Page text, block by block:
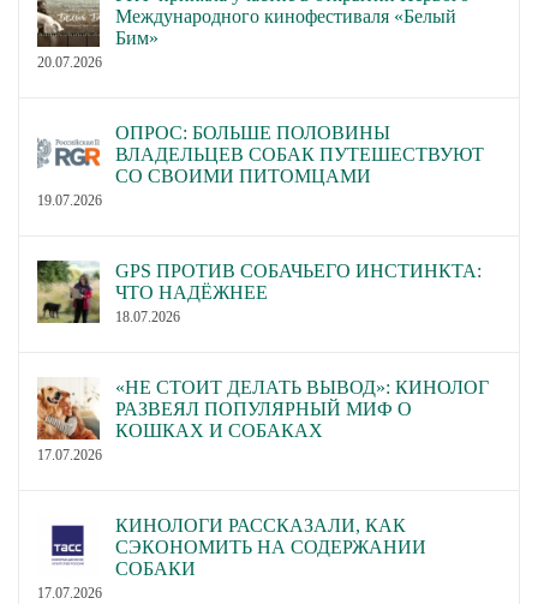
Международного кинофестиваля «Белый
Бим»
20.07.2026
ОПРОС: БОЛЬШЕ ПОЛОВИНЫ
ВЛАДЕЛЬЦЕВ СОБАК ПУТЕШЕСТВУЮТ
СО СВОИМИ ПИТОМЦАМИ
19.07.2026
GPS ПРОТИВ СОБАЧЬЕГО ИНСТИНКТА:
ЧТО НАДЁЖНЕЕ
18.07.2026
«НЕ СТОИТ ДЕЛАТЬ ВЫВОД»: КИНОЛОГ
РАЗВЕЯЛ ПОПУЛЯРНЫЙ МИФ О
КОШКАХ И СОБАКАХ
17.07.2026
КИНОЛОГИ РАССКАЗАЛИ, КАК
СЭКОНОМИТЬ НА СОДЕРЖАНИИ
СОБАКИ
17.07.2026